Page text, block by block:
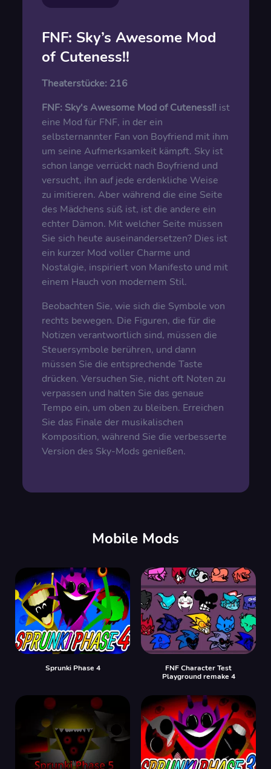
FNF: Sky’s Awesome Mod
of Cuteness!!
Theaterstücke: 216
FNF: Sky's Awesome Mod of Cuteness!!ist
eine Mod für FNF, in der ein
selbsternannter Fan von Boyfriend mit ihm
um seine Aufmerksamkeit kämpft. Sky ist
schon lange verrückt nach Boyfriend und
versucht, ihn auf jede erdenkliche Weise
zu imitieren. Aber während die eine Seite
des Mädchens süß ist, ist die andere ein
echter Dämon. Mit welcher Seite müssen
Sie sich heute auseinandersetzen? Dies ist
ein kurzer Mod voller Charme und
Nostalgie, inspiriert von Manifesto und mit
einem Hauch von modernem Stil.
Beobachten Sie, wie sich die Symbole von
rechts bewegen. Die Figuren, die für die
Notizen verantwortlich sind, müssen die
Steuersymbole berühren, und dann
müssen Sie die entsprechende Taste
drücken. Versuchen Sie, nicht oft Noten zu
verpassen und halten Sie das genaue
Tempo ein, um oben zu bleiben. Erreichen
Sie das Finale der musikalischen
Komposition, während Sie die verbesserte
Version des Sky-Mods genießen.
Mobile Mods
Sprunki Phase 4
FNF Character Test
Playground remake 4